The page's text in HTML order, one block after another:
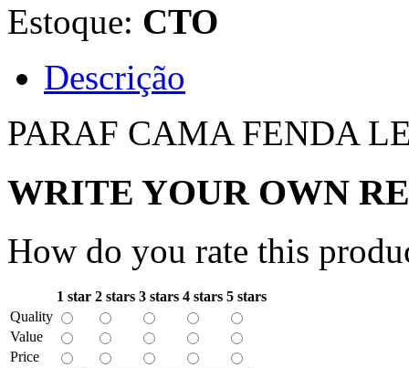
Estoque: CTO
Descrição
PARAF CAMA FENDA
WRITE YOUR OWN
How do you rate this
1 star 2 stars 3 stars 4 stars 5 stars
Quality
Value
Price